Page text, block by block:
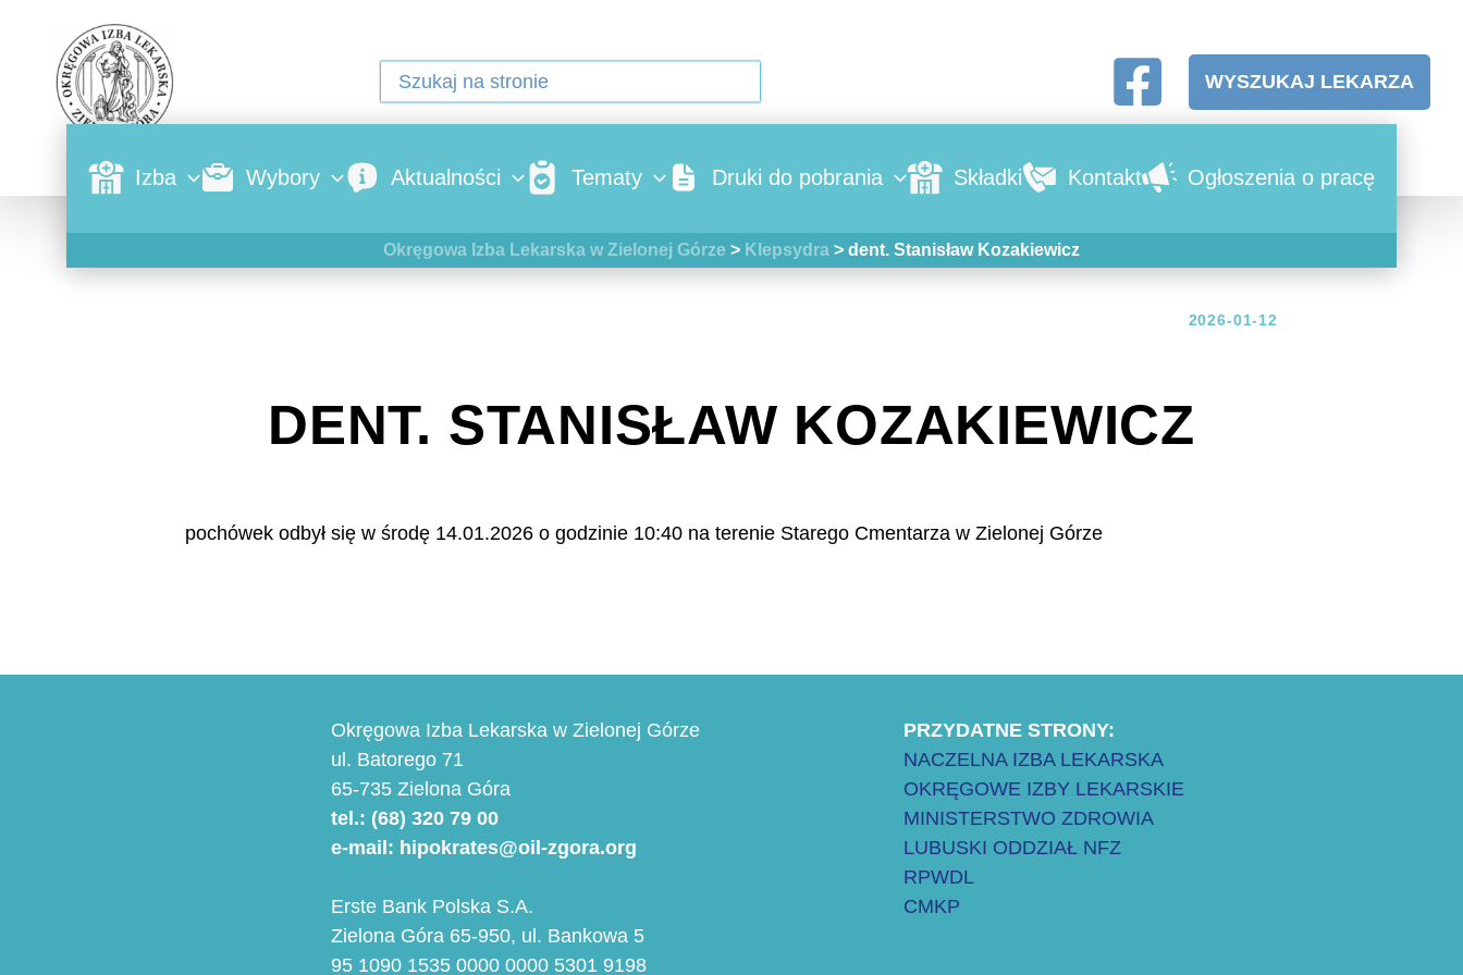
WYSZUKAJ LEKARZA
Izba Wybory Aktualności Tematy Druki do pobrania Składki Kontakt Ogłoszenia o pracę
Okręgowa Izba Lekarska w Zielonej Górze > Klepsydra > dent. Stanisław Kozakiewicz
2026-01-12
DENT. STANISŁAW KOZAKIEWICZ
pochówek odbył się w środę 14.01.2026 o godzinie 10:40 na terenie Starego Cmentarza w Zielonej Górze
Okręgowa Izba Lekarska w Zielonej Górze
ul. Batorego 71
65-735 Zielona Góra
tel.: (68) 320 79 00
e-mail: hipokrates@oil-zgora.org
Erste Bank Polska S.A.
Zielona Góra 65-950, ul. Bankowa 5
95 1090 1535 0000 0000 5301 9198
PRZYDATNE STRONY:
NACZELNA IZBA LEKARSKA
OKRĘGOWE IZBY LEKARSKIE
MINISTERSTWO ZDROWIA
LUBUSKI ODDZIAŁ NFZ
RPWDL
CMKP